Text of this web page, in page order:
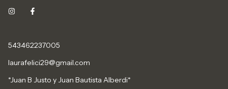
543462237005
laurafelici29@gmail.com
*Juan B Justo y Juan Bautista Alberdi*